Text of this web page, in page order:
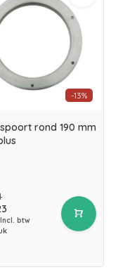
-13%
rond 190 mm
btw